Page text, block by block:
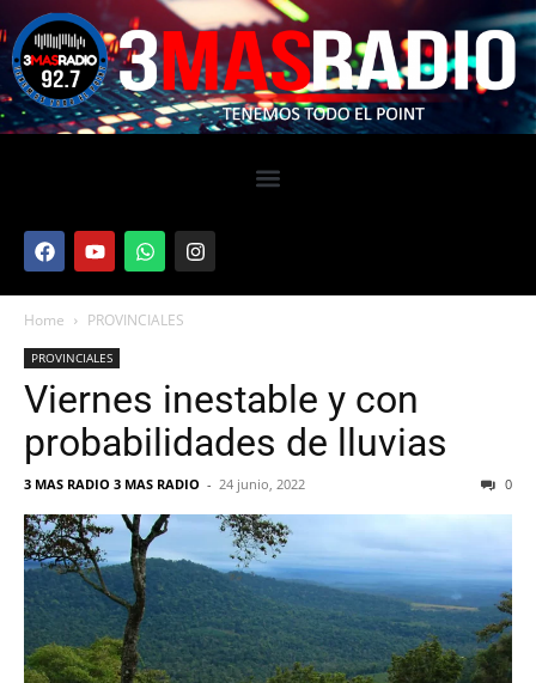
Home PROVINCIALES
PROVINCIALES
Viernes inestable y con
probabilidades de lluvias
3 MAS RADIO 3 MAS RADIO - 24 junio, 2022 0